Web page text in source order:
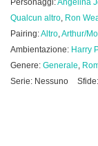
Personaggi:Angelina
Qualcun altro, Ron
Pairing:Altro,Arthur/
Ambientazione: Harry
Genere: Generale,
Serie: Nessuno